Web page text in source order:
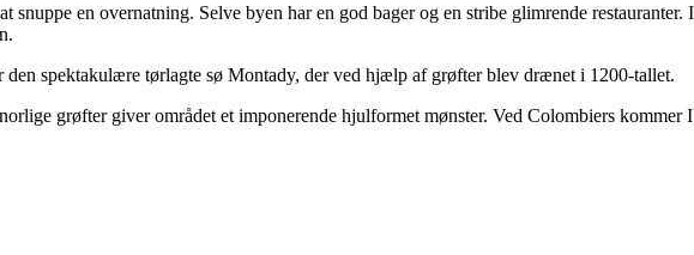
snuppe en overnatning. Selve byen har en god bager og en stribe glimrende
spektakulære tørlagte sø Montady, der ved hjælp af grøfter blev drænet i 1200-tallet.
grøfter giver området et imponerende hjulformet mønster. Ved Colombiers